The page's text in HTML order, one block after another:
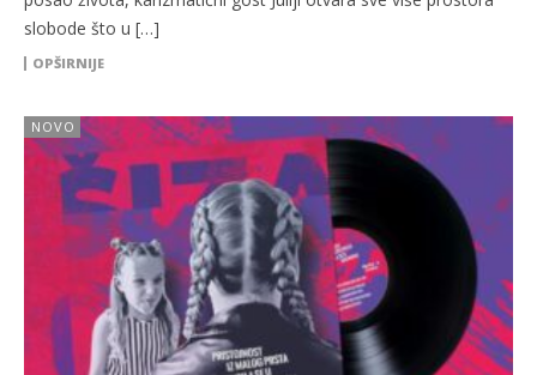
slobode što u […]
OPŠIRNIJE
NOVO